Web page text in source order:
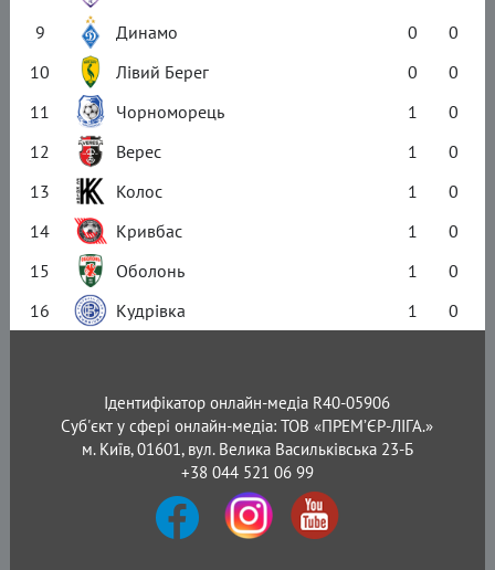
9
Динамо 0
0
10
Лівий Берег 0
0
11
Чорноморець 1
0
12
Верес 1
0
13
Колос 1
0
14
Кривбас 1
0
15
Оболонь 1
0
16
Кудрівка 1 0
Ідентифікатор онлайн-медіа R40-05906
Суб'єкт у сфері онлайн-медіа: ТОВ «ПРЕМ’ЄР-ЛІГА.»
м. Київ, 01601, вул. Велика Васильківська 23-Б
+38 044 521 06 99